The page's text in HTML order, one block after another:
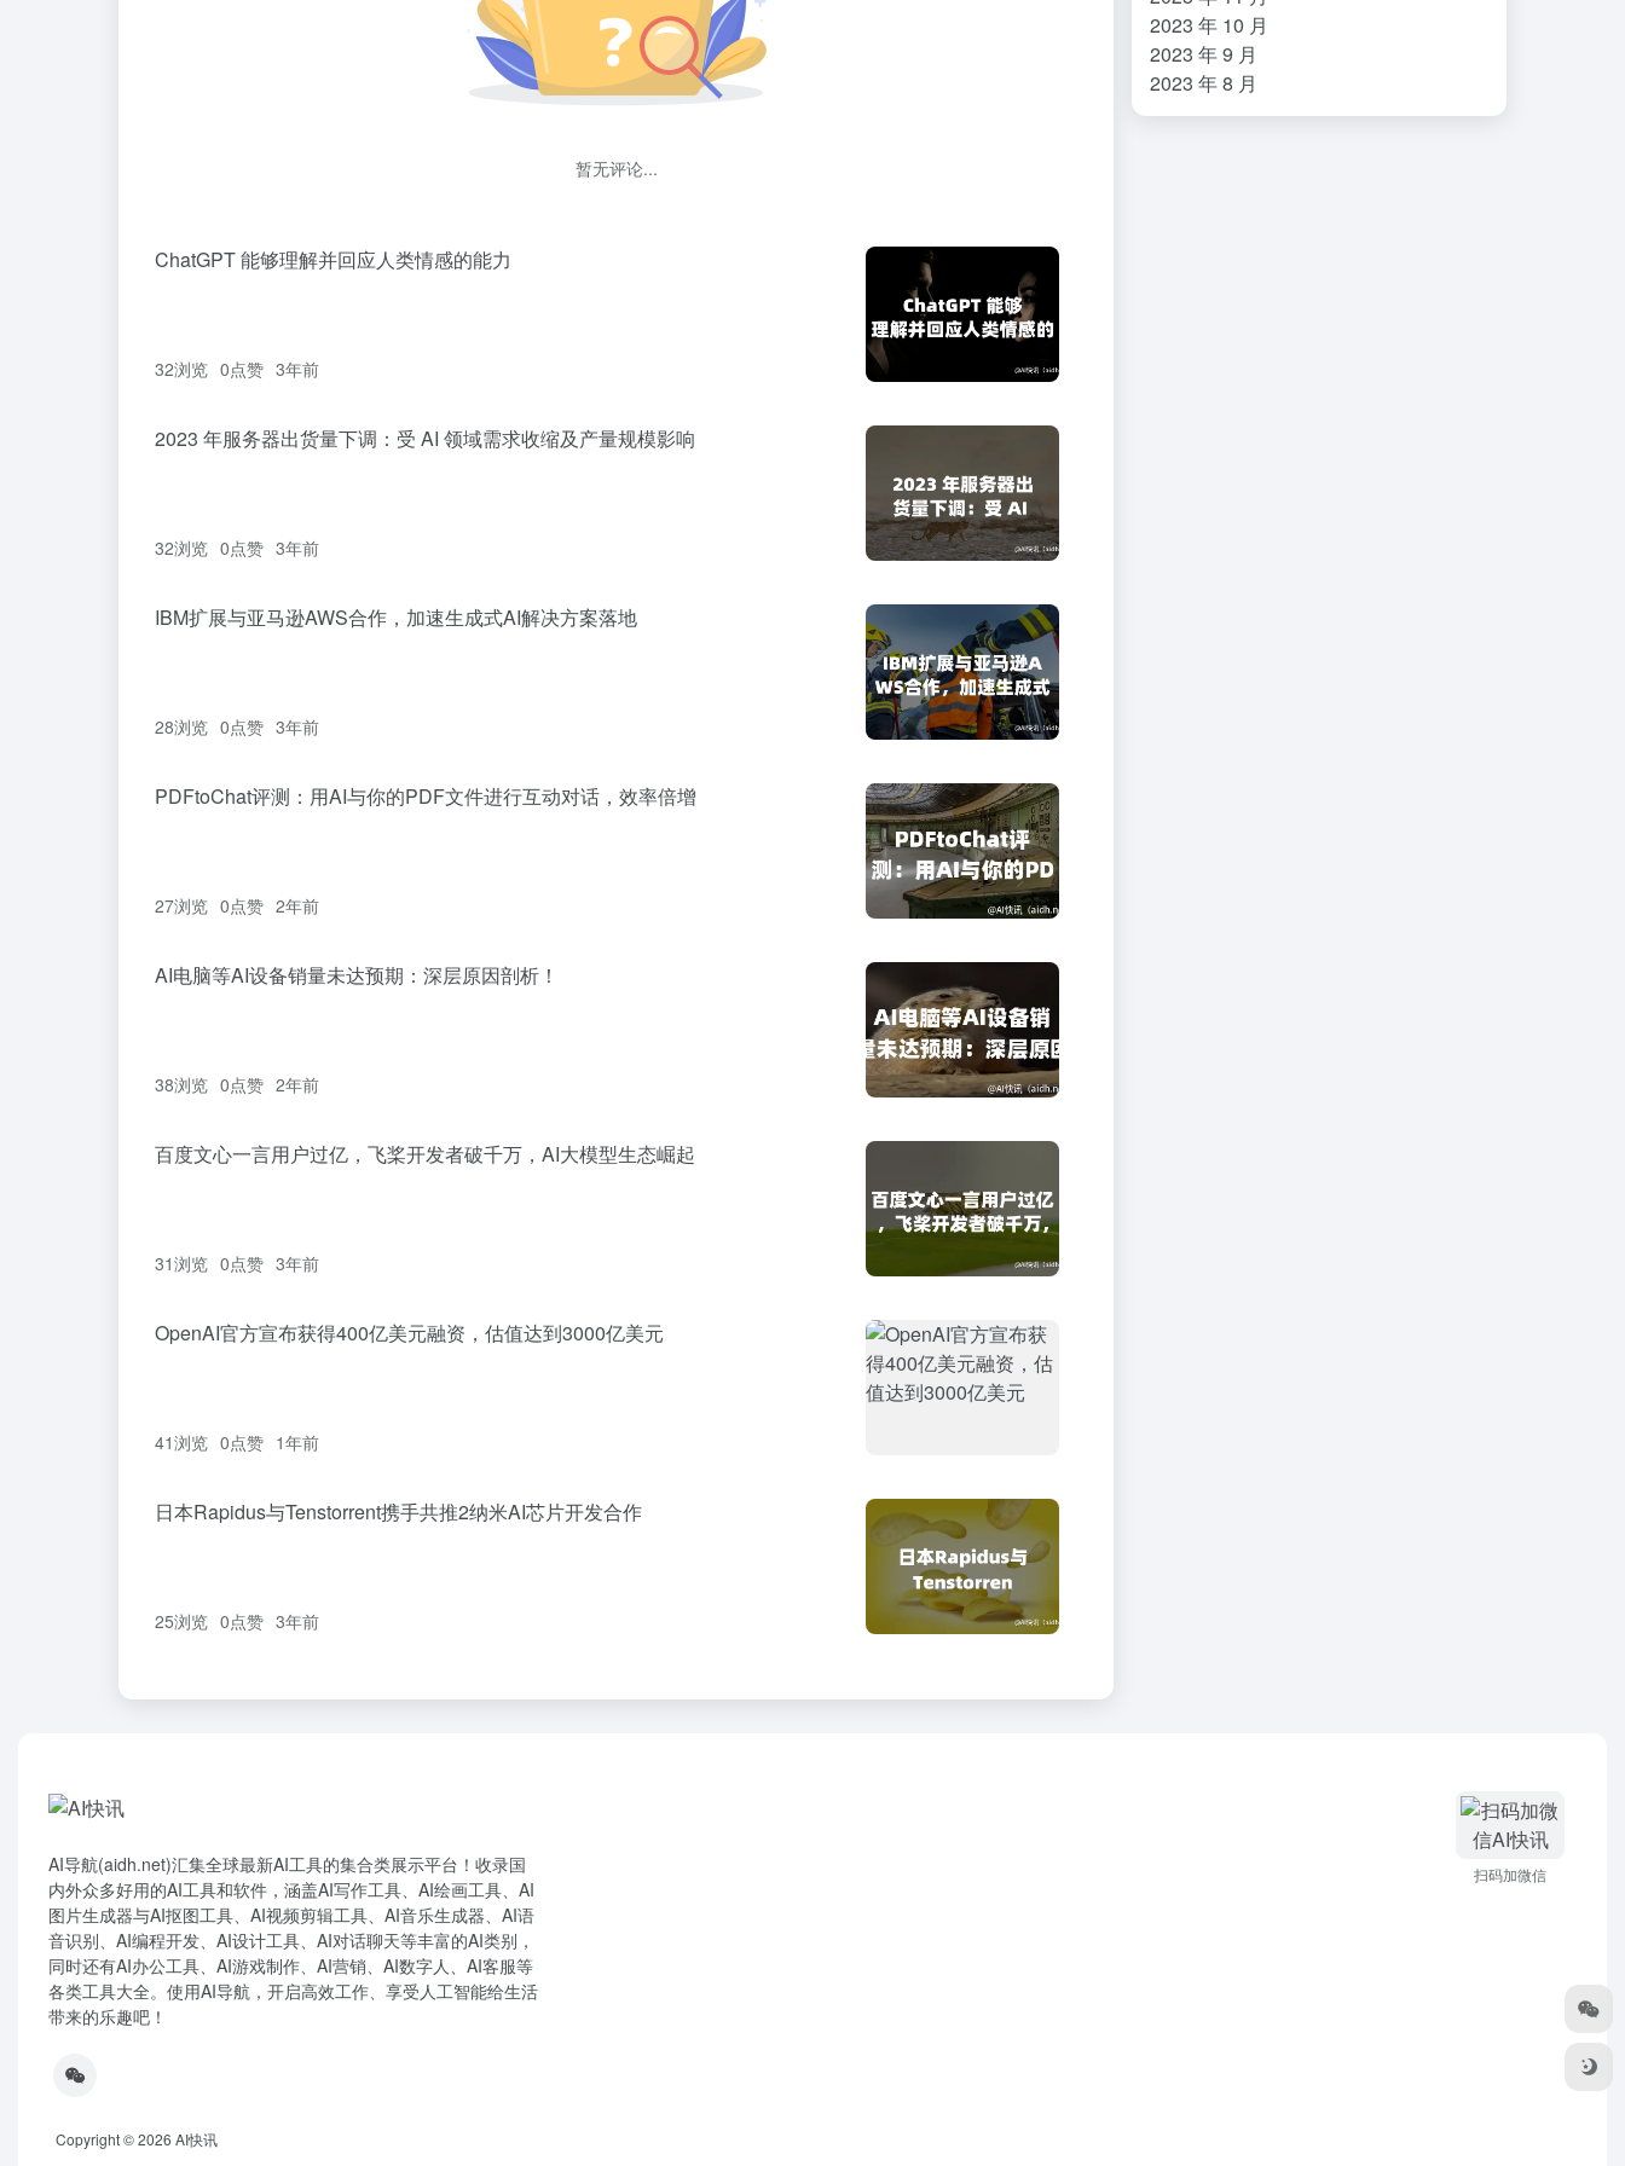
暂无评论...
ChatGPT 能够理解并回应人类情感的能力
32浏览 0点赞 3年前
2023 年服务器出货量下调：受 AI 领域需求收缩及产量规模影响
32浏览 0点赞 3年前
IBM扩展与亚马逊AWS合作，加速生成式AI解决方案落地
28浏览 0点赞 3年前
PDFtoChat评测：用AI与你的PDF文件进行互动对话，效率倍增
27浏览 0点赞 2年前
AI电脑等AI设备销量未达预期：深层原因剖析！
38浏览 0点赞 2年前
百度文心一言用户过亿，飞桨开发者破千万，AI大模型生态崛起
31浏览 0点赞 3年前
OpenAI官方宣布获得400亿美元融资，估值达到3000亿美元
41浏览 0点赞 1年前
日本Rapidus与Tenstorrent携手共推2纳米AI芯片开发合作
25浏览 0点赞 3年前
2023 年 10 月
2023 年 9 月
2023 年 8 月
AI导航(aidh.net)汇集全球最新AI工具的集合类展示平台！收录国
内外众多好用的AI工具和软件，涵盖AI写作工具、AI绘画工具、AI
图片生成器与AI抠图工具、AI视频剪辑工具、AI音乐生成器、AI语
音识别、AI编程开发、AI设计工具、AI对话聊天等丰富的AI类别，
同时还有AI办公工具、AI游戏制作、AI营销、AI数字人、AI客服等
各类工具大全。使用AI导航，开启高效工作、享受人工智能给生活
带来的乐趣吧！
扫码加微信
Copyright © 2026 AI快讯